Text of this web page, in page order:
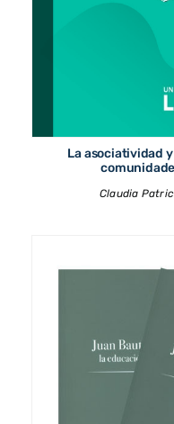
La asociatividad
Claudia